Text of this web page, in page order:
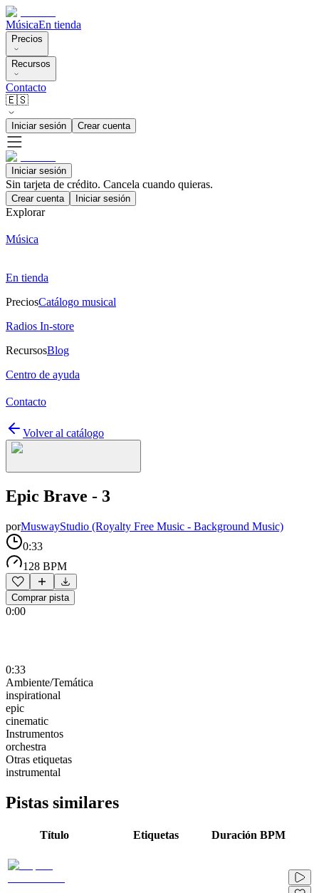
MúsicaEn tienda
Precios
Recursos
Contacto
🇪🇸
Iniciar sesión Crear cuenta
Iniciar sesión
Sin tarjeta de crédito. Cancela cuando quieras.
Crear cuenta Iniciar sesión
Explorar
Música
En tienda
PreciosCatálogo musical
Radios In-store
RecursosBlog
Centro de ayuda
Contacto
Volver al catálogo
Epic Brave - 3
porMuswayStudio (Royalty Free Music - Background Music)
0:33
128 BPM
Comprar pista
0:00
0:33
Ambiente/Temática
inspirational
epic
cinematic
Instrumentos
orchestra
Otras etiquetas
instrumental
Pistas similares
Título Etiquetas Duración BPM